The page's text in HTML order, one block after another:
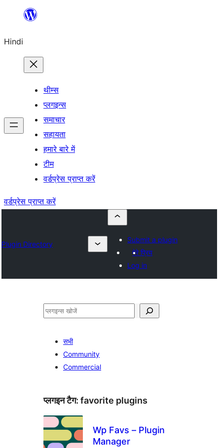
सामग्री
जाएं
Hindi
थीम्स
प्लगइन्स
समाचार
सहायता
हमारे बारे में
टीम
वर्डप्रेस प्राप्त करें
वर्डप्रेस प्राप्त करें
Plugin Directory
Submit a plugin
मेरे प्रिय
Log in
खोजें
सभी
Community
Commercial
प्लगइन टैग: favorite plugins
Wp Favs – Plugin
Manager